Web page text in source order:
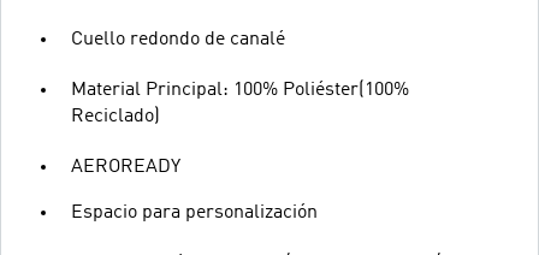
Cuello redondo de canalé
Material Principal: 100% Poliéster(100%
Reciclado)
AEROREADY
Espacio para personalización